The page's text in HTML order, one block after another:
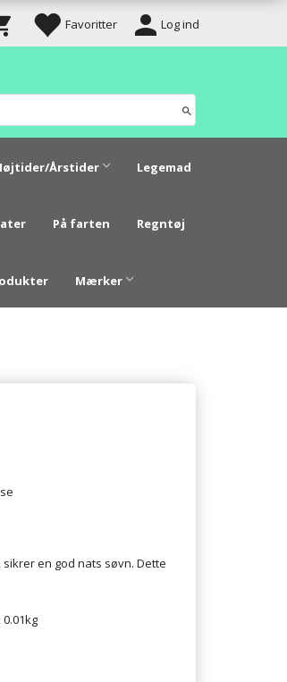
Favoritter Log ind
Årstider Legemad
På farten Regntøj
Mærker
en god nats søvn. Dette
0.01kg